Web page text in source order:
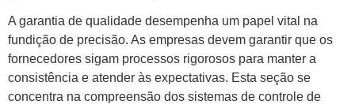
A garantia de qualidade desempenha um papel vital na
fundição de precisão. As empresas devem garantir que os
fornecedores sigam processos rigorosos para manter a
consistência e atender às expectativas. Esta seção se
concentra na compreensão dos sistemas de controle de